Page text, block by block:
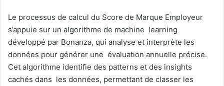
Le processus de calcul du Score de Marque Employeur
s’appuie sur un algorithme de machine learning
développé par Bonanza, qui analyse et interprète les
données pour générer une évaluation annuelle précise.
Cet algorithme identifie des patterns et des insights
cachés dans les données, permettant de classer les